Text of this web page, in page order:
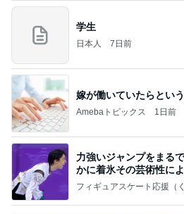
学生
日本人 7日前
嫁が働いていたらとい
Amebaトピックス 1日前
力強いジャンプをまる
かに着氷その芸術性に
なす
フィギュアスケート応援（